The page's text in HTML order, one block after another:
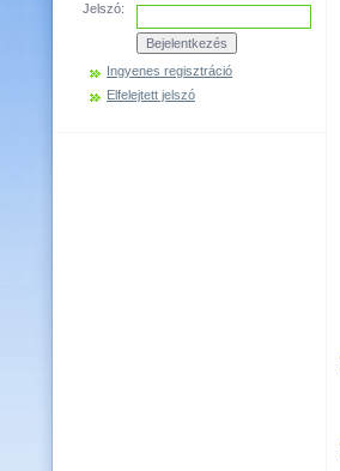
Jelszó:
Ingyenes regisztráció
Elfelejtett jelszó